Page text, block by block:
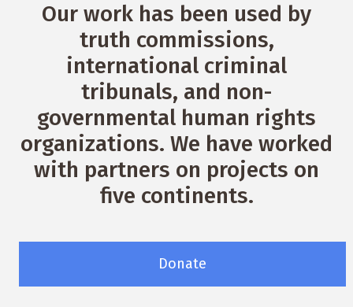
Our work has been used by
truth commissions,
international criminal
tribunals, and non-
governmental human rights
organizations. We have worked
with partners on projects on
five continents.
Donate